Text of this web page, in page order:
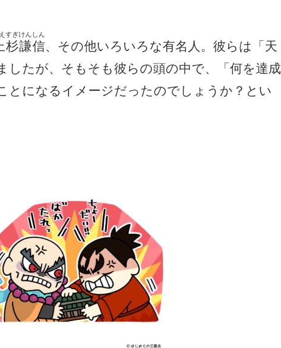
上杉謙信
すぎけんしん
、その他いろいろな有名人。彼らは「天
したが、そもそも彼らの頭の中で、「何を達成
とになるイメージだったのでしょうか？とい